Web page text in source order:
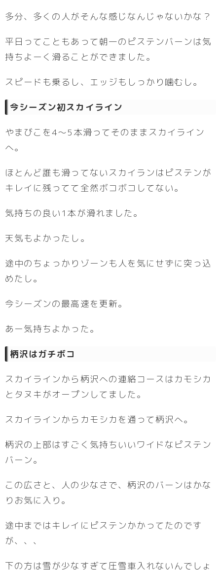
多分、多くの人がそんな感じなんじゃないかな？
平日ってこともあって朝一のピステンバーンは気
持ちよーく滑ることができました。
スピードも乗るし、エッジもしっかり噛むし。
今シーズン初スカイライン
やまびこを4〜5本滑ってそのままスカイライン
へ。
ほとんど誰も滑ってないスカイランはピステンが
キレイに残ってて全然ボコボコしてない。
気持ちの良い1本が滑れました。
天気もよかったし。
途中のちょっかりゾーンも人を気にせずに突っ込
めたし。
今シーズンの最高速を更新。
あー気持ちよかった。
柄沢はガチボコ
スカイラインから柄沢への連絡コースはカモシカ
とタヌキがオープンしてました。
スカイラインからカモシカを通って柄沢へ。
柄沢の上部はすごく気持ちいいワイドなピステン
バーン。
この広さと、人の少なさで、柄沢のバーンはかな
りお気に入り。
途中まではキレイにピステンかかってたのです
が、、、
下の方は雪が少なすぎて圧雪車入れないんでしょ